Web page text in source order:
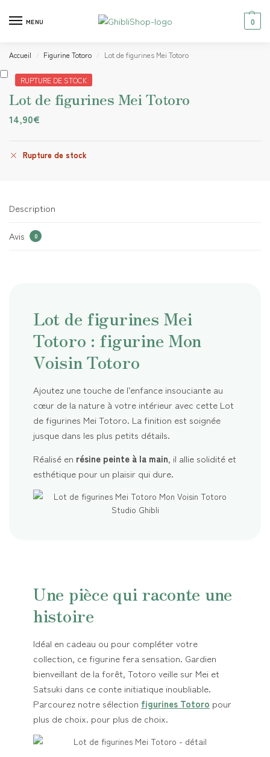
MENU 0
Accueil / Figurine Totoro / Lot de figurines Mei Totoro
RUPTURE DE STOCK
Lot de figurines Mei Totoro
14,90€
Rupture de stock
Description
Avis 0
Lot de figurines Mei
Totoro : figurine Mon
Voisin Totoro
Ajoutez une touche de l’enfance insouciante au
cœur de la nature à votre intérieur avec cette Lot
de figurines Mei Totoro. La finition est soignée
jusque dans les plus petits détails.
Réalisé en résine peinte à la main , il allie solidité et
esthétique pour un plaisir qui dure.
Une pièce qui raconte une
histoire
Idéal en cadeau ou pour compléter votre
collection, ce figurine fera sensation. Gardien
bienveillant de la forêt, Totoro veille sur Mei et
Satsuki dans ce conte initiatique inoubliable.
Parcourez notre sélection figurines Totoro pour
plus de choix. pour plus de choix.